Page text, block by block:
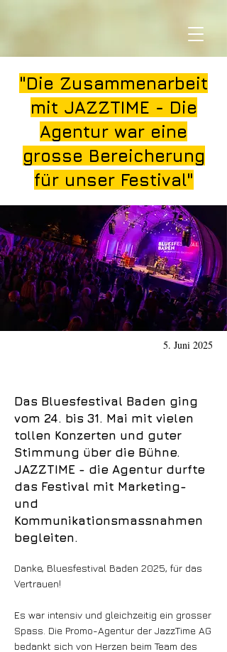
"Die Zusammenarbeit
mit JAZZTIME - Die
Agentur war eine
grosse Bereicherung
für unser Festival"
5. Juni 2025
Das Bluesfestival Baden ging
vom 24. bis 31. Mai mit vielen
tollen Konzerten und guter
Stimmung über die Bühne.
JAZZTIME - die Agentur durfte
das Festival mit Marketing-
und
Kommunikationsmassnahmen
begleiten.
Danke, Bluesfestival Baden 2025, für das
Vertrauen!
Es war intensiv und gleichzeitig ein grosser
Spass. Die Promo-Agentur der JazzTime AG
bedankt sich von Herzen beim Team des